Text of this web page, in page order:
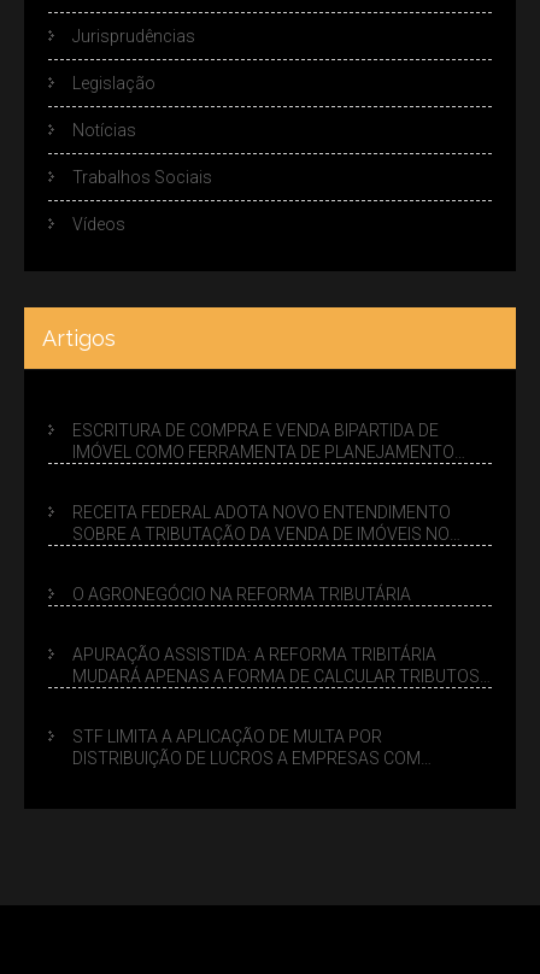
Jurisprudências
Legislação
Notícias
Trabalhos Sociais
Vídeos
Artigos
ESCRITURA DE COMPRA E VENDA BIPARTIDA DE
IMÓVEL COMO FERRAMENTA DE PLANEJAMENTO
RECEITA FEDERAL ADOTA NOVO ENTENDIMENTO
SOBRE A TRIBUTAÇÃO DA VENDA DE IMÓVEIS NO
O AGRONEGÓCIO NA REFORMA TRIBUTÁRIA
APURAÇÃO ASSISTIDA: A REFORMA TRIBITÁRIA
MUDARÁ APENAS A FORMA DE CALCULAR TRIBUTOS
STF LIMITA A APLICAÇÃO DE MULTA POR
DISTRIBUIÇÃO DE LUCROS A EMPRESAS COM